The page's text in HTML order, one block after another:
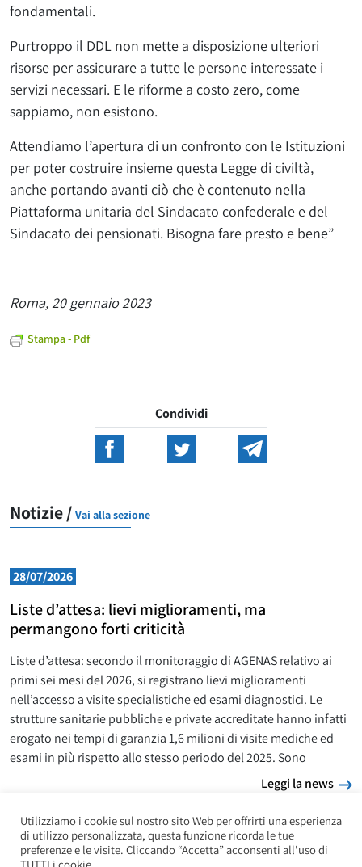
fondamentali.
Purtroppo il DDL non mette a disposizione ulteriori
risorse per assicurare a tutte le persone interessate i
servizi necessari. E le riforme a costo zero, come
sappiamo, non esistono.
Attendiamo l’apertura di un confronto con le Istituzioni
per poter costruire insieme questa Legge di civiltà,
anche portando avanti ciò che è contenuto nella
Piattaforma unitaria del Sindacato confederale e del
Sindacato dei pensionati. Bisogna fare presto e bene”
Roma, 20 gennaio 2023
Stampa - Pdf
Condividi
Notizie / Vai alla sezione
28/07/2026
Liste d’attesa: lievi miglioramenti, ma
permangono forti criticità
Liste d’attesa: secondo il monitoraggio di AGENAS relativo ai
primi sei mesi del 2026, si registrano lievi miglioramenti
nell’accesso a visite specialistiche ed esami diagnostici. Le
strutture sanitarie pubbliche e private accreditate hanno infatti
erogato nei tempi di garanzia 1,6 milioni di visite mediche ed
esami in più rispetto allo stesso periodo del 2025. Sono
Leggi la news
Utilizziamo i cookie sul nostro sito Web per offrirti una esperienza
di utilizzo personalizzata, questa funzione ricorda le tue
preferenze e le visite. Cliccando “Accetta” acconsenti all'uso di